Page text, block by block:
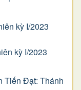
kỳ I/2023
kỳ I/2023
Tiến Đạt: Thánh